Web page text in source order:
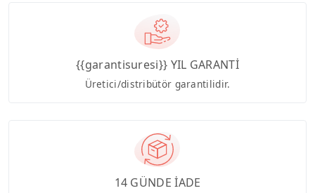
{{garantisuresi}} YIL GARANTİ
Üretici/distribütör garantilidir.
14 GÜNDE İADE